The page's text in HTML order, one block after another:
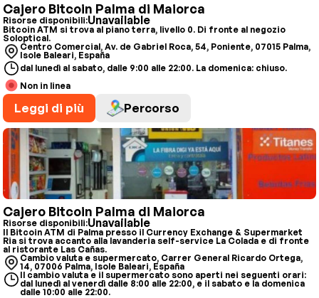
Cajero Bitcoin Palma di Maiorca
Risorse disponibili:Unavailable
Bitcoin ATM si trova al piano terra, livello 0. Di fronte al negozio
Soloptical.
Centro Comercial, Av. de Gabriel Roca, 54, Poniente, 07015 Palma,
Isole Baleari, España
dal lunedì al sabato, dalle 9:00 alle 22:00. La domenica: chiuso.
Non in linea
Leggi di più Percorso
Cajero Bitcoin Palma di Maiorca
Risorse disponibili:Unavailable
Il Bitcoin ATM di Palma presso il Currency Exchange & Supermarket
Ria si trova accanto alla lavanderia self-service La Colada e di fronte
al ristorante Las Cañas.
Cambio valuta e supermercato, Carrer General Ricardo Ortega,
14, 07006 Palma, Isole Baleari, España
Il cambio valuta e il supermercato sono aperti nei seguenti orari:
dal lunedì al venerdì dalle 8:00 alle 22:00, e il sabato e la domenica
dalle 10:00 alle 22:00.